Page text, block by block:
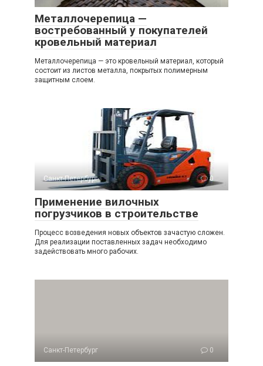
Металлочерепица —
востребованный у покупателей
кровельный материал
Металлочерепица — это кровельный материал, который
состоит из листов металла, покрытых полимерным
защитным слоем.
Санкт-Петербург 0
Применение вилочных
погрузчиков в строительстве
Процесс возведения новых объектов зачастую сложен.
Для реализации поставленных задач необходимо
задействовать много рабочих.
Санкт-Петербург 0